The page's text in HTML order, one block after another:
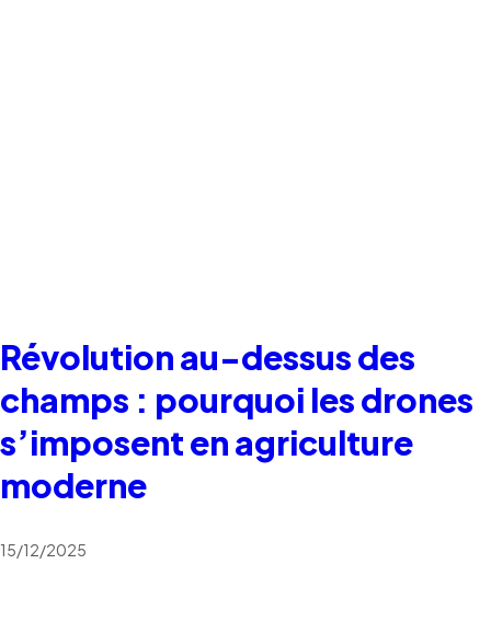
Révolution au-dessus des
champs : pourquoi les drones
s’imposent en agriculture
moderne
15/12/2025